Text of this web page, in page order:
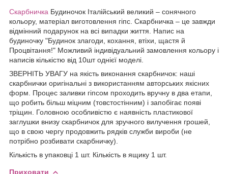
Скарбничка Будиночок Італійський великий – сонячного
кольору, матеріал виготовлення гіпс. Скарбничка – це завжди
відмінний подарунок на всі випадки життя. Напис на
будиночку "Будинок злагоди, кохання, втіхи, щастя й
Процвітання!" Можливий індивідуальний замовлення кольору і
написів кількістю від 10шт однієї моделі.
ЗВЕРНІТЬ УВАГУ на якість виконання скарбничок: наші
скарбнички оригінальні з використанням авторських якісних
форм. Процес заливки гіпсом проходить вручну в два етапи,
що робить більш міцним (товстостінним) і запобігає появі
тріщин. Головною особливістю є наявність пластикової
заглушки внизу скарбничок для зручного вилучення грошей,
що в свою чергу продовжить рядків служби вироби (не
потрібно розбивати скарбничку).
Кількість в упаковці 1 шт. Кількість в ящику 1 шт.
Приховати